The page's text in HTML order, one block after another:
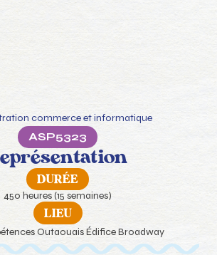
commerce et informatique
ASP5323
DURÉE
450 heures (15 semaines)
LIEU
Outaouais Édifice Broadway